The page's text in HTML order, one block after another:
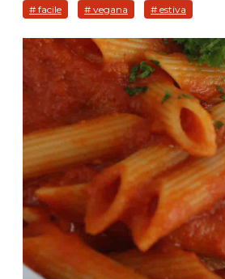
# facile # vegana # estiva